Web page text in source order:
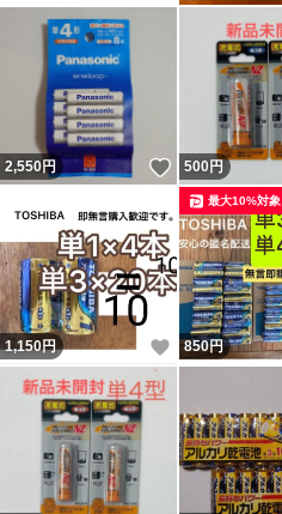
2,550円 いいね！
500円
1,150円 いいね！
850円
最大10%対象